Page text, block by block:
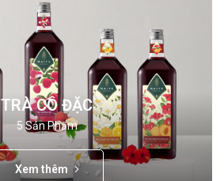
TRÀ CÔ ĐẶC
5 Sản Phẩm
Xem thêm